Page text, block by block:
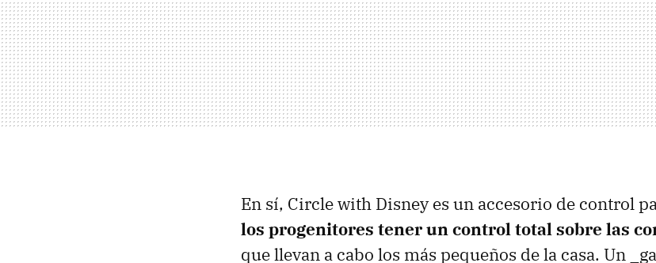
En sí, Circle with Disney es un accesorio de control
los progenitores tener un control total sobre las
que llevan a cabo los más pequeños de la casa. Un